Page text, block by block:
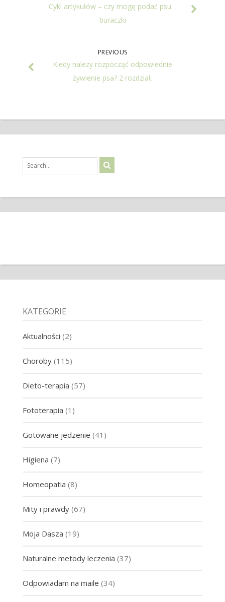
Cykl artykułów – czy mogę podać psu…
buraczki
PREVIOUS
Kiedy nalezy rozpocząć odpowiednie
żywienie psa? 2 rozdział.
KATEGORIE
Aktualności (2)
Choroby(115)
Dieto-terapia (57)
Fototerapia (1)
Gotowane jedzenie (41)
Higiena (7)
Homeopatia (8)
Mity i prawdy(67)
Moja Dasza (19)
Naturalne metody leczenia (37)
Odpowiadam na maile (34)